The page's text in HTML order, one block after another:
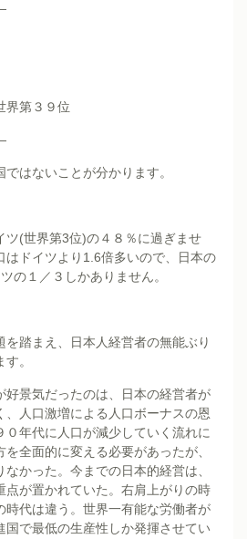
界第３９位
はないことが分かります。
ツ(世界第3位)の４８％に過ぎませ
はドイツより1.6倍多いので、日本の
の１／３しかありません。
を踏まえ、日本人経営者の無能ぶり
。
好景気だったのは、日本の経営者が
、人口激増による人口ボーナスの恩
０年代に人口が減少していく流れに
全面的に変える必要があったが、
かった。今までの日本的経営は、
点が置かれていた。右肩上がりの時
時代は違う。世界一有能な労働者が
国で最低の生産性しか発揮させてい